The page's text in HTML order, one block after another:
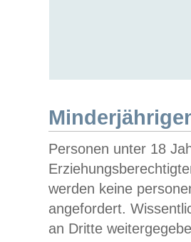
Personen unter 18
werden keine
angefordert.
an Dritte